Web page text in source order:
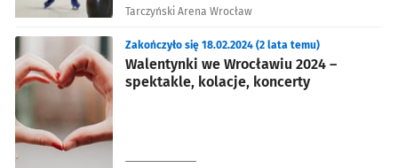
Tarczyński Arena Wrocław
Walentynki we Wrocławiu 2024 –
spektakle, kolacje, koncerty
Zakończyło się 18.02.2024 (2 lata temu)